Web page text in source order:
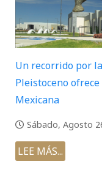
Un recorrido por
Pleistoceno
Mexicana
Sábado, Agosto
LEE MÁS...